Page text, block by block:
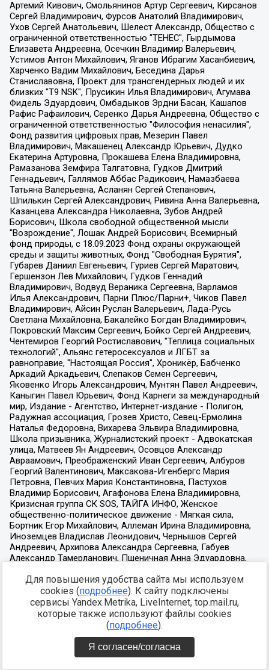
Для повышения удобства сайта мы используем
cookies (подробнее). К сайту подключены
сервисы Yandex.Metrika, LiveInternet, top.mail.ru,
которые также используют файлы cookies
(подробнее).
Я согласен/согласна